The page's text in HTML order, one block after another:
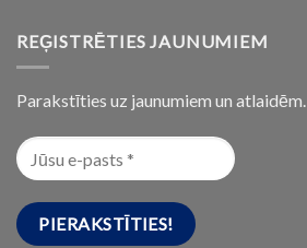
REĢISTRĒTIES JAUNUMIEM
Parakstīties uz jaunumiem un atlaidēm.